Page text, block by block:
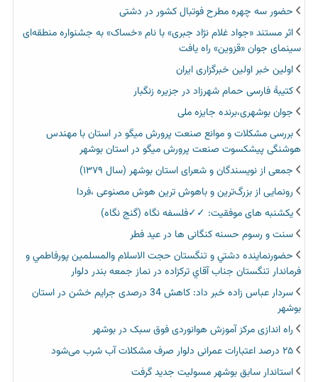
حضور سه چهره مطرح فوتبال کشور در دشتی
اثر مستند «جواد غلام نژاد جبری» با نام «خساک» به جشنواره منطقه‌ای
سینمای جوان «قزوین» راه یافت
اولین خبر اولین خبرگزاری ایران‏
کتیبۀ فارسی حمام شهرزاد در جزیره زنگبار
جوان بوشهری،برنده جایزه ملی
بررسی مشکلات و موانع صنعت پرورش میگو در استان با مهندس
هوشنگی پیشکسوت صنعت پرورش میگو در استان بوشهر
جمعی از نویسندگان و شعرای استان بوشهر (سال ۱۳۷۹)
رونمایی از بزرگ‌ترین و باهوش ترین هوش مصنوعی ،فردا
یکشنبه های موفقیت: ✓✓فلسفه نگاه (گنج نگاه)
سنت و رسوم حسنه کنگانی ها در عید فطر
حضورنماينده دشتي و تنگستان حجت الاسلام والمسلمين پورفاطمي و
فرماندار تنگستان جناب آقاي تركزاده در نماز جمعه بندر دلوار
سردار عباس زاده خبر داد: کاهش 34 درصدی جرایم خشن در استان
بوشهر
راه اندازی مرکز آموزش هوانوردی فوق سبک در بوشهر
۲۵ درصد اعتبارات عمرانی دلوار صرف مشکلات آب شرب می‌شود
استاندار سابق بوشهر مسولیت جدید گرفت